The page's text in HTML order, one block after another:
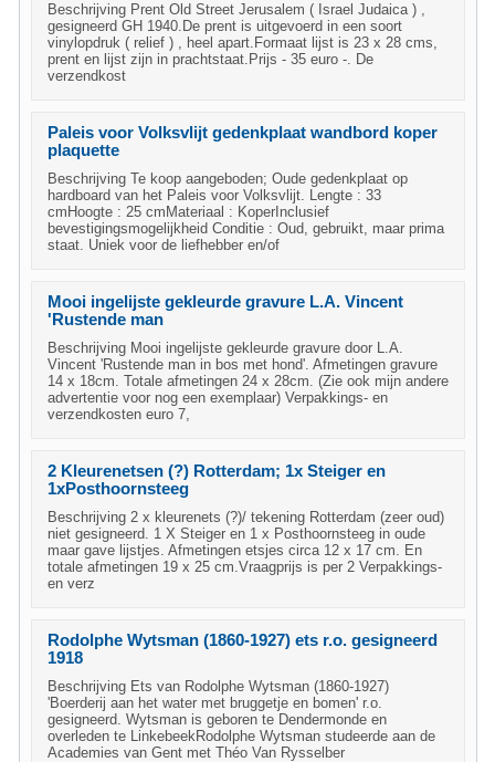
Beschrijving Prent Old Street Jerusalem ( Israel Judaica ) ,
gesigneerd GH 1940.De prent is uitgevoerd in een soort
vinylopdruk ( relief ) , heel apart.Formaat lijst is 23 x 28 cms,
prent en lijst zijn in prachtstaat.Prijs - 35 euro -. De
verzendkost
Paleis voor Volksvlijt gedenkplaat wandbord koper
plaquette
Beschrijving Te koop aangeboden; Oude gedenkplaat op
hardboard van het Paleis voor Volksvlijt. Lengte : 33
cmHoogte : 25 cmMateriaal : KoperInclusief
bevestigingsmogelijkheid Conditie : Oud, gebruikt, maar prima
staat. Uniek voor de liefhebber en/of
Mooi ingelijste gekleurde gravure L.A. Vincent
'Rustende man
Beschrijving Mooi ingelijste gekleurde gravure door L.A.
Vincent 'Rustende man in bos met hond'. Afmetingen gravure
14 x 18cm. Totale afmetingen 24 x 28cm. (Zie ook mijn andere
advertentie voor nog een exemplaar) Verpakkings- en
verzendkosten euro 7,
2 Kleurenetsen (?) Rotterdam; 1x Steiger en
1xPosthoornsteeg
Beschrijving 2 x kleurenets (?)/ tekening Rotterdam (zeer oud)
niet gesigneerd. 1 X Steiger en 1 x Posthoornsteeg in oude
maar gave lijstjes. Afmetingen etsjes circa 12 x 17 cm. En
totale afmetingen 19 x 25 cm.Vraagprijs is per 2 Verpakkings-
en verz
Rodolphe Wytsman (1860-1927) ets r.o. gesigneerd
1918
Beschrijving Ets van Rodolphe Wytsman (1860-1927)
'Boerderij aan het water met bruggetje en bomen' r.o.
gesigneerd. Wytsman is geboren te Dendermonde en
overleden te LinkebeekRodolphe Wytsman studeerde aan de
Academies van Gent met Théo Van Rysselber